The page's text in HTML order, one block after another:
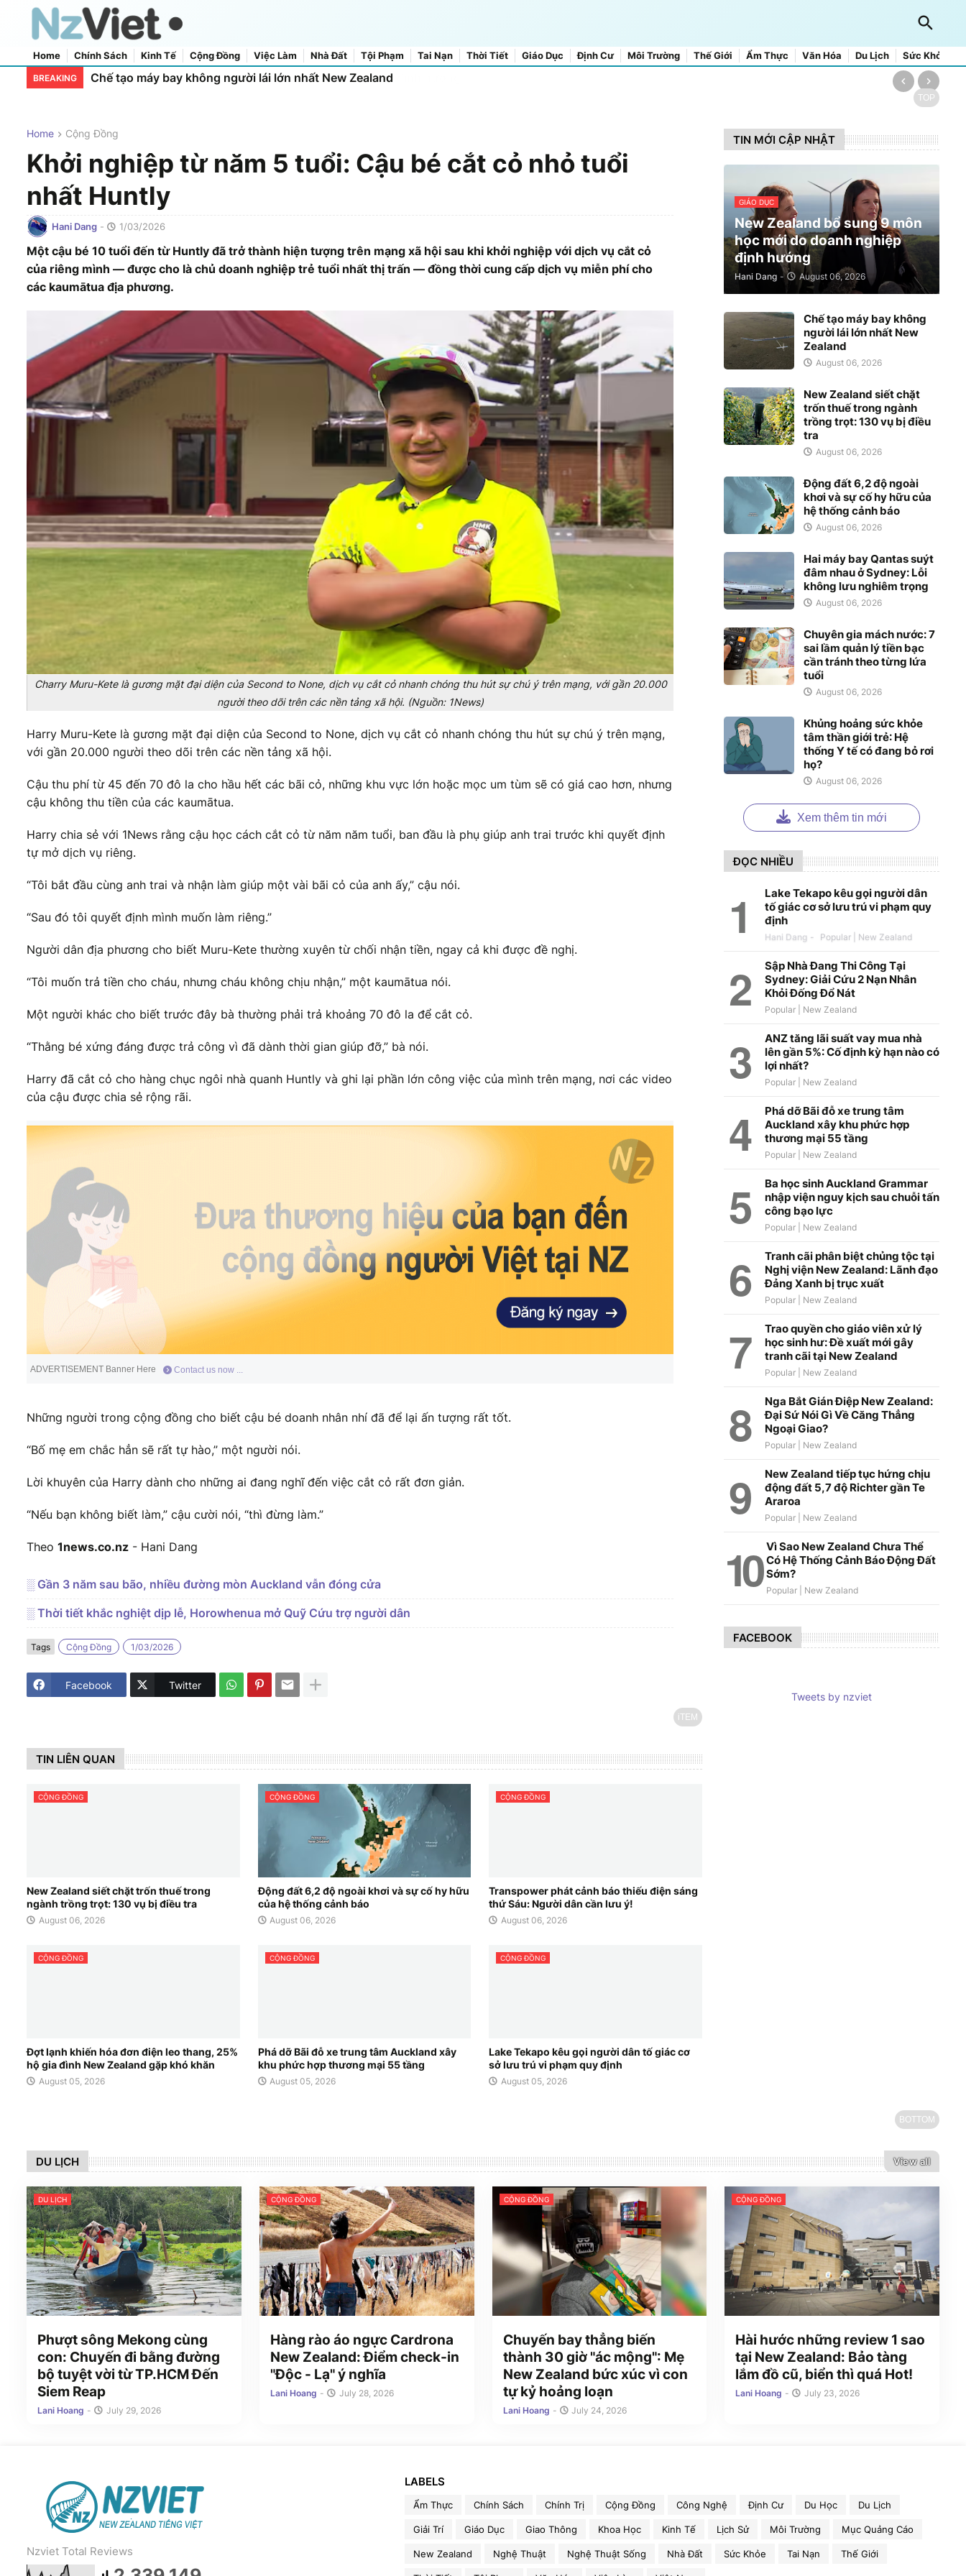
Home Chính Sách Kinh Tế Cộng Đồng Việc Làm Nhà Đất Tội Phạm Tai Nạn Thời Tiết Giáo Dục Định Cư Môi Trường Thế Giới Ẩm Thực Văn Hóa Du Lịch Sức Khỏe
Home About Us
Contact Us
BREAKING
Chế tạo máy bay không người lái lớn nhất New Zealand
TOP
Home Cộng Đồng
Khởi nghiệp từ năm 5 tuổi: Cậu bé cắt cỏ nhỏ tuổi
nhất Huntly
Hani Dang - 1/03/2026
Một cậu bé 10 tuổi đến từ Huntly đã trở thành hiện tượng trên mạng xã hội sau khi khởi nghiệp với dịch vụ cắt cỏ
của riêng mình — được cho là chủ doanh nghiệp trẻ tuổi nhất thị trấn — đồng thời cung cấp dịch vụ miễn phí cho
các kaumātua địa phương.
Charry Muru-Kete là gương mặt đại diện của Second to None, dịch vụ cắt cỏ nhanh chóng thu hút sự chú ý trên mạng, với gần 20.000
người theo dõi trên các nền tảng xã hội. (Nguồn: 1News)
Harry Muru-Kete là gương mặt đại diện của Second to None, dịch vụ cắt cỏ nhanh chóng thu hút sự chú ý trên mạng,
với gần 20.000 người theo dõi trên các nền tảng xã hội.
Cậu thu phí từ 45 đến 70 đô la cho hầu hết các bãi cỏ, những khu vực lớn hoặc mọc um tùm sẽ có giá cao hơn, nhưng
cậu không thu tiền của các kaumātua.
Harry chia sẻ với 1News rằng cậu học cách cắt cỏ từ năm năm tuổi, ban đầu là phụ giúp anh trai trước khi quyết định
tự mở dịch vụ riêng.
“Tôi bắt đầu cùng anh trai và nhận làm giúp một vài bãi cỏ của anh ấy,” cậu nói.
“Sau đó tôi quyết định mình muốn làm riêng.”
Người dân địa phương cho biết Muru-Kete thường xuyên từ chối nhận tiền, ngay cả khi được đề nghị.
“Tôi muốn trả tiền cho cháu, nhưng cháu không chịu nhận,” một kaumātua nói.
Một người khác cho biết trước đây bà thường phải trả khoảng 70 đô la để cắt cỏ.
“Thằng bé xứng đáng được trả công vì đã dành thời gian giúp đỡ,” bà nói.
Harry đã cắt cỏ cho hàng chục ngôi nhà quanh Huntly và ghi lại phần lớn công việc của mình trên mạng, nơi các video
của cậu được chia sẻ rộng rãi.
ADVERTISEMENT Banner Here Contact us now ...
Những người trong cộng đồng cho biết cậu bé doanh nhân nhí đã để lại ấn tượng rất tốt.
“Bố mẹ em chắc hẳn sẽ rất tự hào,” một người nói.
Lời khuyên của Harry dành cho những ai đang nghĩ đến việc cắt cỏ rất đơn giản.
“Nếu bạn không biết làm,” cậu cười nói, “thì đừng làm.”
Theo 1news.co.nz - Hani Dang
░ Gần 3 năm sau bão, nhiều đường mòn Auckland vẫn đóng cửa
░ Thời tiết khắc nghiệt dịp lễ, Horowhenua mở Quỹ Cứu trợ người dân
Tags Cộng Đồng 1/03/2026
Facebook Twitter
iTEM
TIN LIÊN QUAN
CỘNG ĐỒNG
New Zealand siết chặt trốn thuế trong
ngành trồng trọt: 130 vụ bị điều tra
August 06, 2026
CỘNG ĐỒNG
Động đất 6,2 độ ngoài khơi và sự cố hy hữu
của hệ thống cảnh báo
August 06, 2026
CỘNG ĐỒNG
Transpower phát cảnh báo thiếu điện sáng
thứ Sáu: Người dân cần lưu ý!
August 06, 2026
CỘNG ĐỒNG
Đợt lạnh khiến hóa đơn điện leo thang, 25%
hộ gia đình New Zealand gặp khó khăn
August 05, 2026
CỘNG ĐỒNG
Phá dỡ Bãi đỗ xe trung tâm Auckland xây
khu phức hợp thương mại 55 tầng
August 05, 2026
CỘNG ĐỒNG
Lake Tekapo kêu gọi người dân tố giác cơ
sở lưu trú vi phạm quy định
August 05, 2026
TIN MỚI CẬP NHẬT
GIÁO DỤC
New Zealand bổ sung 9 môn
học mới do doanh nghiệp
định hướng
Hani Dang - August 06, 2026
Chế tạo máy bay không
người lái lớn nhất New
Zealand
August 06, 2026
New Zealand siết chặt
trốn thuế trong ngành
trồng trọt: 130 vụ bị điều
tra
August 06, 2026
Động đất 6,2 độ ngoài
khơi và sự cố hy hữu của
hệ thống cảnh báo
August 06, 2026
Hai máy bay Qantas suýt
đâm nhau ở Sydney: Lỗi
không lưu nghiêm trọng
August 06, 2026
Chuyên gia mách nước: 7
sai lầm quản lý tiền bạc
cần tránh theo từng lứa
tuổi
August 06, 2026
Khủng hoảng sức khỏe
tâm thần giới trẻ: Hệ
thống Y tế có đang bỏ rơi
họ?
August 06, 2026
Xem thêm tin mới
ĐỌC NHIỀU
Lake Tekapo kêu gọi người dân
tố giác cơ sở lưu trú vi phạm quy
định
Hani Dang -
Sập Nhà Đang Thi Công Tại
Sydney: Giải Cứu 2 Nạn Nhân
Khỏi Đống Đổ Nát
ANZ tăng lãi suất vay mua nhà
lên gần 5%: Cố định kỳ hạn nào có
lợi nhất?
Phá dỡ Bãi đỗ xe trung tâm
Auckland xây khu phức hợp
thương mại 55 tầng
Ba học sinh Auckland Grammar
nhập viện nguy kịch sau chuỗi tấn
công bạo lực
Tranh cãi phân biệt chủng tộc tại
Nghị viện New Zealand: Lãnh đạo
Đảng Xanh bị trục xuất
Trao quyền cho giáo viên xử lý
học sinh hư: Đề xuất mới gây
tranh cãi tại New Zealand
Nga Bắt Gián Điệp New Zealand:
Đại Sứ Nói Gì Về Căng Thẳng
Ngoại Giao?
New Zealand tiếp tục hứng chịu
động đất 5,7 độ Richter gần Te
Araroa
Vì Sao New Zealand Chưa Thể
Có Hệ Thống Cảnh Báo Động Đất
Sớm?
FACEBOOK
Tweets by nzviet
BOTTOM
DU LỊCH View all
DU LỊCH
Phượt sông Mekong cùng
con: Chuyến đi bằng đường
bộ tuyệt vời từ TP.HCM Đến
Siem Reap
Lani Hoang - July 29, 2026
CỘNG ĐỒNG
Hàng rào áo ngực Cardrona
New Zealand: Điểm check-in
"Độc - Lạ" ý nghĩa
Lani Hoang - July 28, 2026
CỘNG ĐỒNG
Chuyến bay thẳng biến
thành 30 giờ "ác mộng": Mẹ
New Zealand bức xúc vì con
tự kỷ hoảng loạn
Lani Hoang - July 24, 2026
CỘNG ĐỒNG
Hài hước những review 1 sao
tại New Zealand: Bảo tàng
lắm đồ cũ, biển thì quá Hot!
Lani Hoang - July 23, 2026
Nzviet Total Reviews
LABELS
Ẩm Thực Chính Sách Chính Trị Cộng Đồng Công Nghệ Định Cư Du Học Du Lịch
Giải Trí Giáo Dục Giao Thông Khoa Học Kinh Tế Lịch Sử Môi Trường Mục Quảng Cáo
New Zealand Nghệ Thuật Nghệ Thuật Sống Nhà Đất Sức Khỏe Tai Nạn Thế Giới